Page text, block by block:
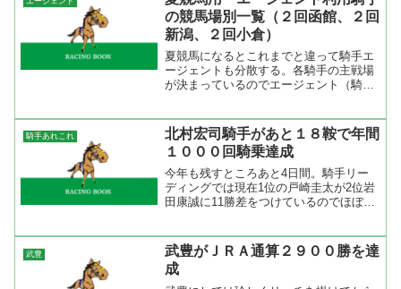
勝ですから、５００勝達成...
の競馬場別一覧（２回函館、２回
新潟、２回小倉）
夏競馬になるとこれまでと違って騎手エ
ージェントも分散する。各騎手の主戦場
が決まっているのでエージェント（騎乗
北海道に行っているのが分かっている
が、他の騎手エージェント達は...
騎手あれこれ
北村宏司騎手があと１８鞍で年間
１０００回騎乗達成
今年も残すところあと4日間。騎手リー
ディングでは現在1位の戸崎圭太が2位岩
田康誠に11勝差をつけているのでほぼリ
ただ、来年はルメールとデムーロが通年
で騎乗するからリ...
武豊
武豊がＪＲＡ通算２９００勝を達
成